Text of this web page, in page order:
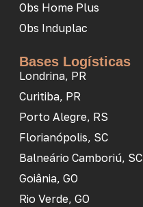
Obs Home Plus
Obs Induplac
Bases Logísticas
Londrina, PR
Curitiba, PR
Porto Alegre, RS
Florianópolis, SC
Balneário Camboriú, SC
Goiânia, GO
Rio Verde, GO